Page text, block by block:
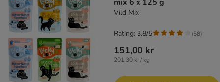
mix 6 x 125 g
Vild Mix
151,00 kr
201,30 kr / kg
Rating: 3.8/5 (58)